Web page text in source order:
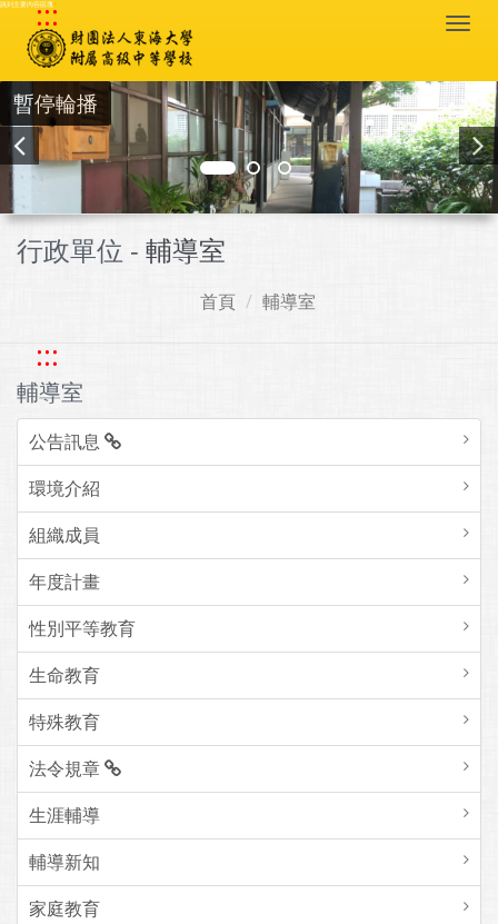
跳到主要內容區塊
:::
暫停輪播
行政單位 - 輔導室
首頁 輔導室
:::
輔導室
公告訊息
環境介紹
組織成員
年度計畫
性別平等教育
生命教育
特殊教育
法令規章
生涯輔導
輔導新知
家庭教育